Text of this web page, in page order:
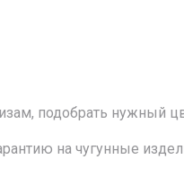
подобрать нужный
на чугунные